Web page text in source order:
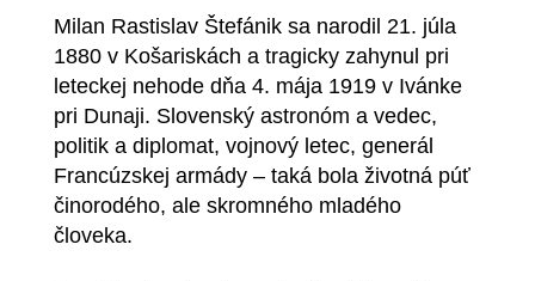
Milan Rastislav Štefánik sa narodil 21. júla
1880 v Košariskách a tragicky zahynul pri
leteckej nehode dňa 4. mája 1919 v Ivánke
pri Dunaji. Slovenský astronóm a vedec,
politik a diplomat, vojnový letec, generál
Francúzskej armády – taká bola životná púť
činorodého, ale skromného mladého
človeka.